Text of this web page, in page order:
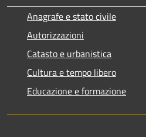
Anagrafe e stato civile
Autorizzazioni
Catasto e urbanistica
Cultura e tempo libero
Educazione e formazione